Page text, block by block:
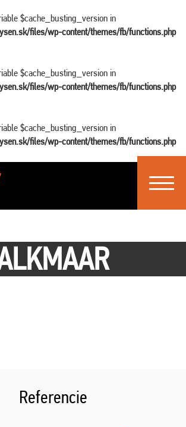
$cache_busting_version in
files/wp-content/themes/fb/functions.php
$cache_busting_version in
files/wp-content/themes/fb/functions.php
$cache_busting_version in
files/wp-content/themes/fb/functions.php
Toggle
Referencie